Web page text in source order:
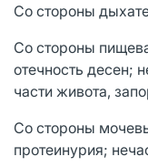
Со стороны
Со стороны
отечность десен;
части живота,
Со стороны
протеинурия;